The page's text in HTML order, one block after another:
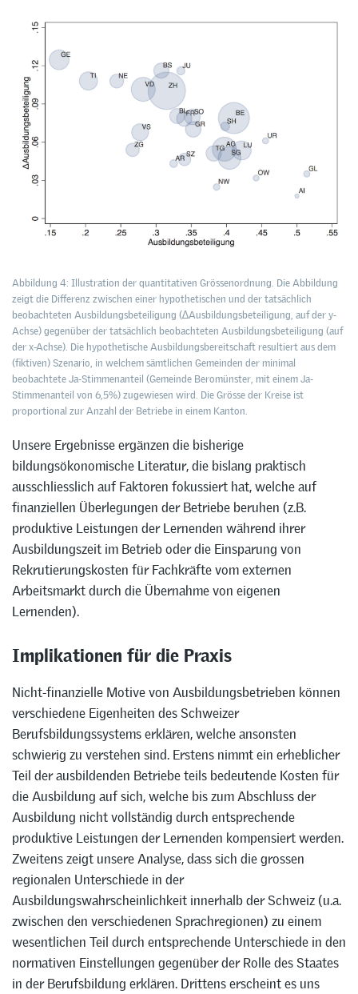
Abbildung 4: Illustration der quantitativen Grössenordnung. Die Abbildung
zeigt die Differenz zwischen einer hypothetischen und der tatsächlich
beobachteten Ausbildungsbeteiligung (∆Ausbildungsbeteiligung, auf der y-
Achse) gegenüber der tatsächlich beobachteten Ausbildungsbeteiligung (auf
der x-Achse). Die hypothetische Ausbildungsbereitschaft resultiert aus dem
(fiktiven) Szenario, in welchem sämtlichen Gemeinden der minimal
beobachtete Ja-Stimmenanteil (Gemeinde Beromünster, mit einem Ja-
Stimmenanteil von 6,5%) zugewiesen wird. Die Grösse der Kreise ist
proportional zur Anzahl der Betriebe in einem Kanton.
Unsere Ergebnisse ergänzen die bisherige
bildungsökonomische Literatur, die bislang praktisch
ausschliesslich auf Faktoren fokussiert hat, welche auf
finanziellen Überlegungen der Betriebe beruhen (z.B.
produktive Leistungen der Lernenden während ihrer
Ausbildungszeit im Betrieb oder die Einsparung von
Rekrutierungskosten für Fachkräfte vom externen
Arbeitsmarkt durch die Übernahme von eigenen
Lernenden).
Implikationen für die Praxis
Nicht-finanzielle Motive von Ausbildungsbetrieben können
verschiedene Eigenheiten des Schweizer
Berufsbildungssystems erklären, welche ansonsten
schwierig zu verstehen sind. Erstens nimmt ein erheblicher
Teil der ausbildenden Betriebe teils bedeutende Kosten für
die Ausbildung auf sich, welche bis zum Abschluss der
Ausbildung nicht vollständig durch entsprechende
produktive Leistungen der Lernenden kompensiert werden.
Zweitens zeigt unsere Analyse, dass sich die grossen
regionalen Unterschiede in der
Ausbildungswahrscheinlichkeit innerhalb der Schweiz (u.a.
zwischen den verschiedenen Sprachregionen) zu einem
wesentlichen Teil durch entsprechende Unterschiede in den
normativen Einstellungen gegenüber der Rolle des Staates
in der Berufsbildung erklären. Drittens erscheint es uns